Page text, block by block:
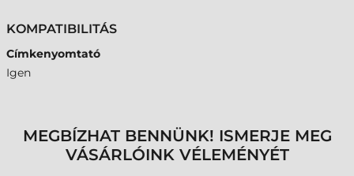
KOMPATIBILITÁS
Címkenyomtató
Igen
MEGBÍZHAT BENNÜNK! ISMERJE MEG
VÁSÁRLÓINK VÉLEMÉNYÉT